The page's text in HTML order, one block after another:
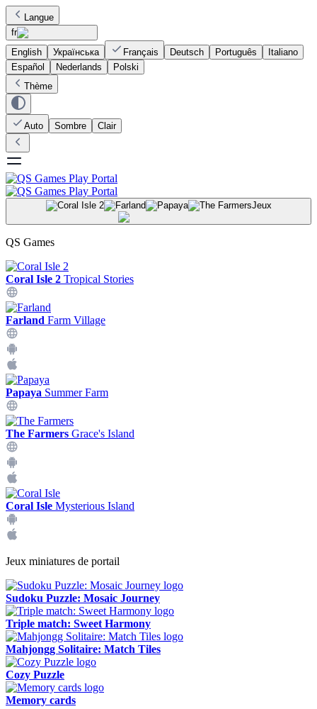
Langue
fr
English
Українська Français Deutsch Português
Italiano
Español
Nederlands
Polski
Thème
Auto Sombre Clair
Jeux
QS Games
Coral Isle 2 Tropical Stories
Farland Farm Village
Papaya Summer Farm
The Farmers Grace's Island
Coral Isle Mysterious Island
Jeux miniatures de portail
Sudoku Puzzle: Mosaic Journey
Triple match: Sweet Harmony
Mahjongg Solitaire: Match Tiles
Cozy Puzzle
Memory cards